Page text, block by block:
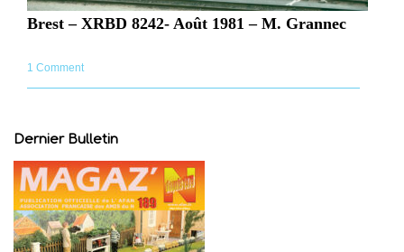
Brest – XRBD 8242- Août 1981 – M. Grannec
1 Comment
Dernier Bulletin